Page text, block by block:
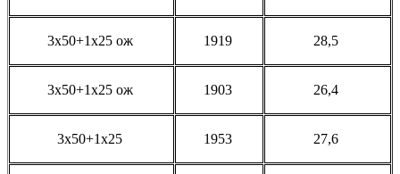
3x50+1х25 ож 1919 28,5
3x50+1х25 ож 1903 26,4
3х50+1х25 1953 27,6